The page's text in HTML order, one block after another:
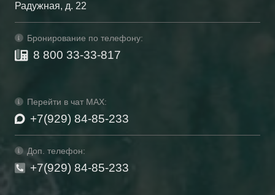
Радужная, д. 22
Бронирование по телефону:
8 800 33-33-817
Перейти в чат MAX:
+7(929) 84-85-233
Доп. телефон:
+7(929) 84-85-233